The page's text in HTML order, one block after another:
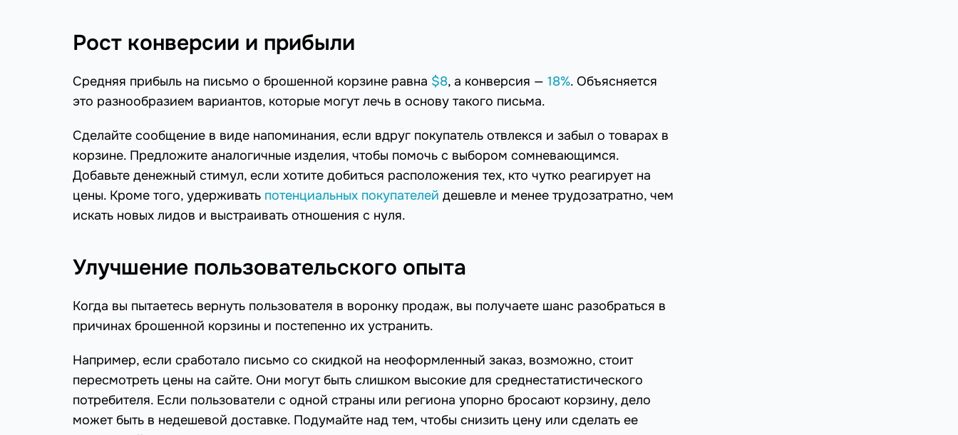
Рост конверсии и прибыли
Средняя прибыль на письмо о брошенной корзине равна $8, а конверсия — 18%. Объясняется
это разнообразием вариантов, которые могут лечь в основу такого письма.
Сделайте сообщение в виде напоминания, если вдруг покупатель отвлекся и забыл о товарах в
корзине. Предложите аналогичные изделия, чтобы помочь с выбором сомневающимся.
Добавьте денежный стимул, если хотите добиться расположения тех, кто чутко реагирует на
цены. Кроме того, удерживать потенциальных покупателей дешевле и менее трудозатратно, чем
искать новых лидов и выстраивать отношения с нуля.
Улучшение пользовательского опыта
Когда вы пытаетесь вернуть пользователя в воронку продаж, вы получаете шанс разобраться в
причинах брошенной корзины и постепенно их устранить.
Например, если сработало письмо со скидкой на неоформленный заказ, возможно, стоит
пересмотреть цены на сайте. Они могут быть слишком высокие для среднестатистического
потребителя. Если пользователи с одной страны или региона упорно бросают корзину, дело
может быть в недешевой доставке. Подумайте над тем, чтобы снизить цену или сделать ее